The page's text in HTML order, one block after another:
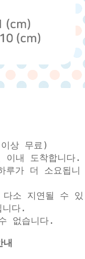
상 무료)
내 도착합니다.
가 더 소요됩니
소 지연될 수 있
다.
없습니다.